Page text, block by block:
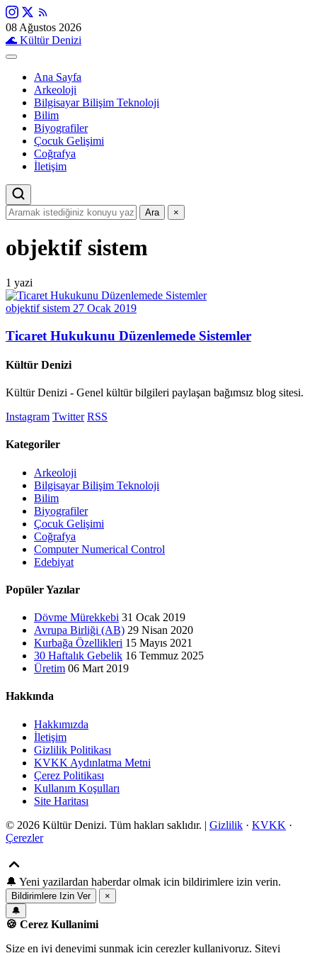
08 Ağustos 2026
🌊 Kültür Denizi
Ana Sayfa
Arkeoloji
Bilgisayar Bilişim Teknoloji
Bilim
Biyografiler
Çocuk Gelişimi
Coğrafya
İletişim
Ara ×
objektif sistem
1 yazi
objektif sistem 27 Ocak 2019
Ticaret Hukukunu Düzenlemede Sistemler
Kültür Denizi
Kültür Denizi - Genel kültür bilgileri paylaşan bağımsız blog sitesi.
Instagram Twitter RSS
Kategoriler
Arkeoloji
Bilgisayar Bilişim Teknoloji
Bilim
Biyografiler
Çocuk Gelişimi
Coğrafya
Computer Numerical Control
Edebiyat
Popüler Yazılar
Dövme Mürekkebi 31 Ocak 2019
Avrupa Birliği (AB) 29 Nisan 2020
Kurbağa Özellikleri 15 Mayıs 2021
30 Haftalık Gebelik 16 Temmuz 2025
Üretim 06 Mart 2019
Hakkında
Hakkımızda
İletişim
Gizlilik Politikası
KVKK Aydınlatma Metni
Çerez Politikası
Kullanım Koşulları
Site Haritası
© 2026 Kültür Denizi. Tüm hakları saklıdır. | Gizlilik · KVKK ·
Çerezler
🔔 Yeni yazilardan haberdar olmak icin bildirimlere izin verin.
Bildirimlere Izin Ver
×
🔔
🍪 Cerez Kullanimi
Size en iyi deneyimi sunmak icin cerezler kullaniyoruz. Siteyi